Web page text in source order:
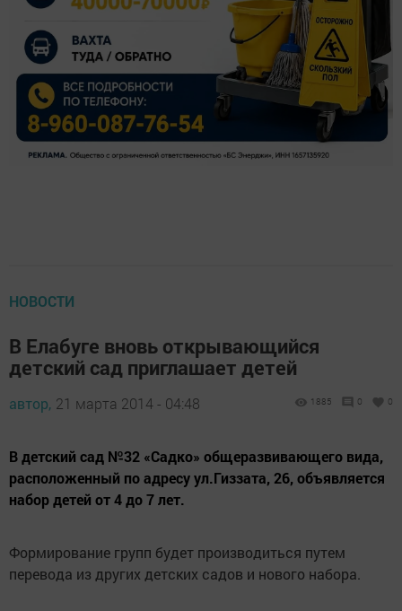
НОВОСТИ
В Елабуге вновь открывающийся
детский сад приглашает детей
автор, 21 марта 2014 - 04:48 1885 0 0
В детский сад №32 «Садко» общеразвивающего вида,
расположенный по адресу ул.Гиззата, 26, объявляется
набор детей от 4 до 7 лет.
Формирование групп будет производиться путем
перевода из других детских садов и нового набора.